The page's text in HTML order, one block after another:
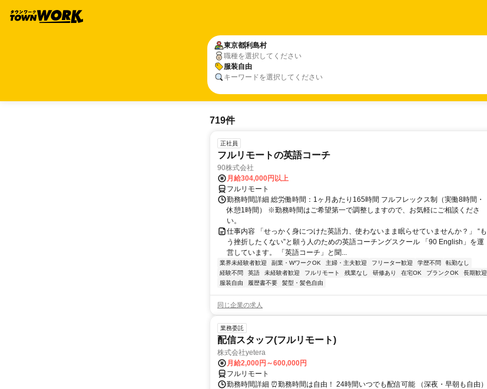
東京都利島村
職種を選択してください
服装自由
キーワードを選択してください
719件
正社員
フルリモートの英語コーチ
90株式会社
月給304,000円以上
フルリモート
勤務時間詳細 総労働時間：1ヶ月あたり165時間 フルフレックス制（実働8時間・
休憩1時間） ※勤務時間はご希望第一で調整しますので、お気軽にご相談くださ
い。
仕事内容 「せっかく身につけた英語力、使わないまま眠らせていませんか？」 “も
う挫折したくない”と願う人のための英語コーチングスクール 「90 English」を運
営しています。 「英語コーチ」と聞...
業界未経験者歓迎 副業・WワークOK 主婦・主夫歓迎 フリーター歓迎 学歴不問
転勤なし
経験不問
英語 未経験者歓迎 フルリモート 残業なし 研修あり 在宅OK ブランクOK
長期歓迎
服装自由
履歴書不要 髪型・髪色自由
同じ企業の求人
業務委託
配信スタッフ(フルリモート)
株式会社yetera
月給2,000円～600,000円
フルリモート
勤務時間詳細 ⏰勤務時間は自由！ 24時間いつでも配信可能 （深夜・早朝も自由）